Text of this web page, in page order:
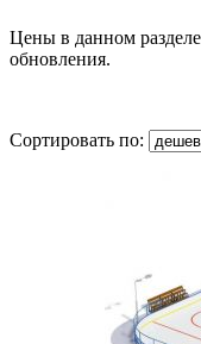
Цены в данном
обновления.
Сортировать по: